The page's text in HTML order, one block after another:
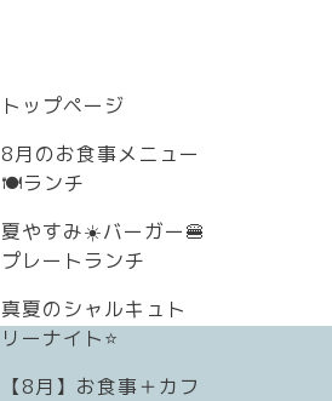
トップページ
8月のお食事メニュー
🍽ランチ
夏やすみ☀️バーガー🍔
プレートランチ
真夏のシャルキュト
リーナイト⭐
【8月】お食事＋カフ